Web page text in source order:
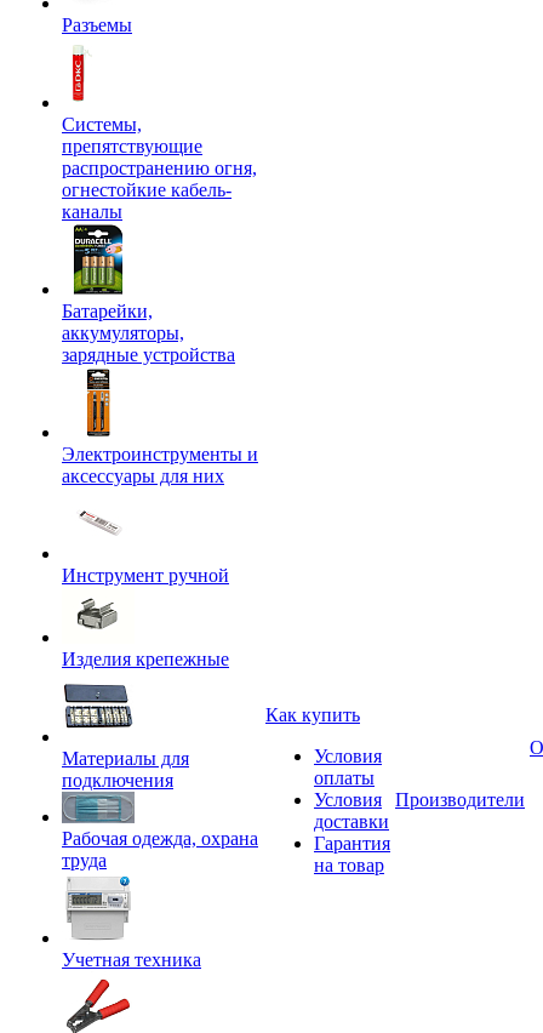
Разъемы
Системы,
препятствующие
распространению огня,
огнестойкие кабель-
каналы
Батарейки,
аккумуляторы,
зарядные устройства
Электроинструменты и
аксессуары для них
Инструмент ручной
Изделия крепежные
Материалы для
подключения
Рабочая одежда, охрана
труда
Учетная техника
Как купить
Условия
оплаты
Условия
доставки
Гарантия
на товар
Производители